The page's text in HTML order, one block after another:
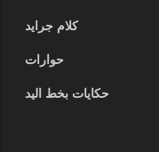
كلام جرايد
حوارات
حكايات بخط اليد